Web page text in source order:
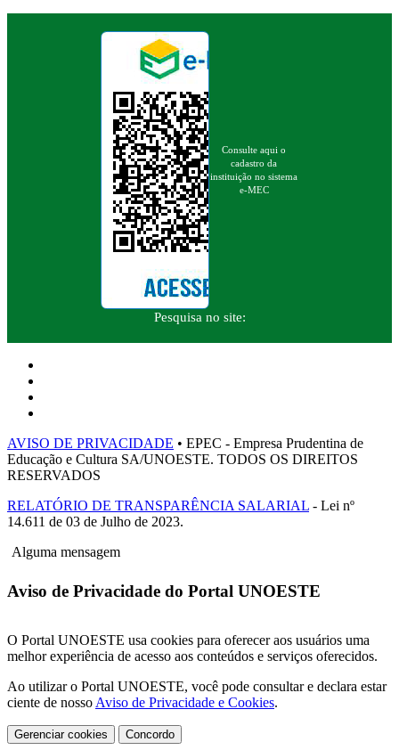
Consulte aqui o
cadastro da
instituição no sistema
e-MEC
Pesquisa no site:
AVISO DE PRIVACIDADE • EPEC - Empresa Prudentina de
Educação e Cultura SA/UNOESTE. TODOS OS DIREITOS
RESERVADOS
RELATÓRIO DE TRANSPARÊNCIA SALARIAL - Lei nº
14.611 de 03 de Julho de 2023.
Alguma mensagem
Aviso de Privacidade do Portal UNOESTE
O Portal UNOESTE usa cookies para oferecer aos usuários uma
melhor experiência de acesso aos conteúdos e serviços oferecidos.
Ao utilizar o Portal UNOESTE, você pode consultar e declara estar
ciente de nosso Aviso de Privacidade e Cookies.
Gerenciar cookies Concordo